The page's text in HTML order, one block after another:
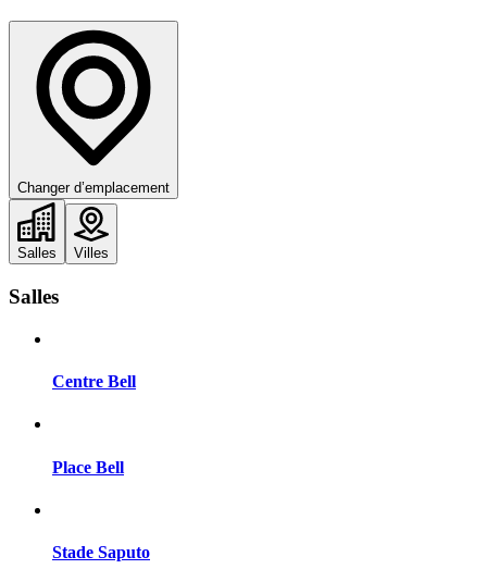
Changer d’emplacement
Salles Villes
Salles
Centre Bell
Place Bell
Stade Saputo